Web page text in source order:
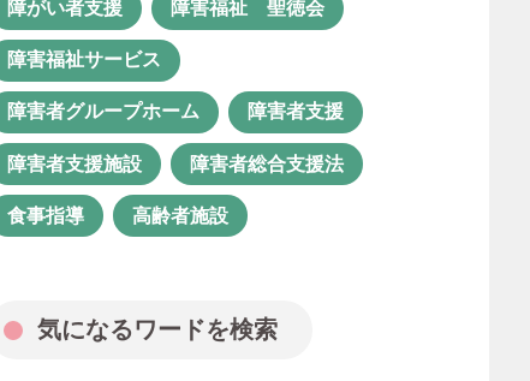
相談支援員 相談支援専門員
相談支援業務
社会福祉士 社会貢献活動
福利厚生 福祉の仕事
福祉業界 管理栄養士
経験者転職 聖徳会
障がい者支援 障害福祉 聖徳会
障害福祉サービス
障害者グループホーム 障害者支援
障害者支援施設 障害者総合支援法
食事指導 高齢者施設
気になるワードを検索